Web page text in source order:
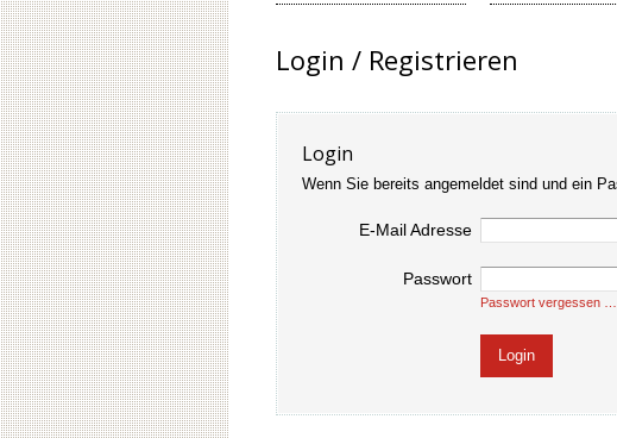
Login / Registrieren
Login
Wenn Sie bereits angemeldet sind und ein
E-Mail Adresse
Passwort
Passwort vergessen …